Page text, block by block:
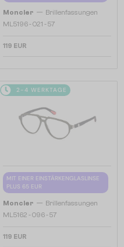
Moncler — Brillenfassungen
ML5196 - 021 - 57
119 EUR
2-4 WERKTAGE
MIT EINER EINSTÄRKENGLASLINSE
PLUS 65 EUR
Moncler — Brillenfassungen
ML5162 - 096 - 57
119 EUR